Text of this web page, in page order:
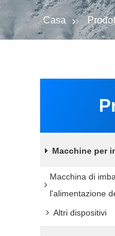
Casa
Macchine per
Macchina di
l'alimentazione
Altri dispositivi